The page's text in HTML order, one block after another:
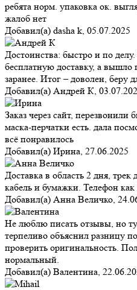
ребята норм. упаковка ок.
жалоб нет
Добавил(а) dasha k, 05.07.2025
Достоинства: быстро и по
бесплатную доставку, а вышло
заранее. Итог – доволен, беру
Добавил(а) Андрей К,
Заказ через сайт, перезвонили
маска-перчатки есть. дала
всё понравилось
Добавил(а) Ирина, 27.06.2025
Доставка в область 2 дня,
кабель и бумажки. Телефон
Добавил(а) Анна Величко,
Не люблю писать отзывы, но
терпеливо объяснил разницу
проверить оригинальность.
нормальный.
Добавил(а) Валентина,